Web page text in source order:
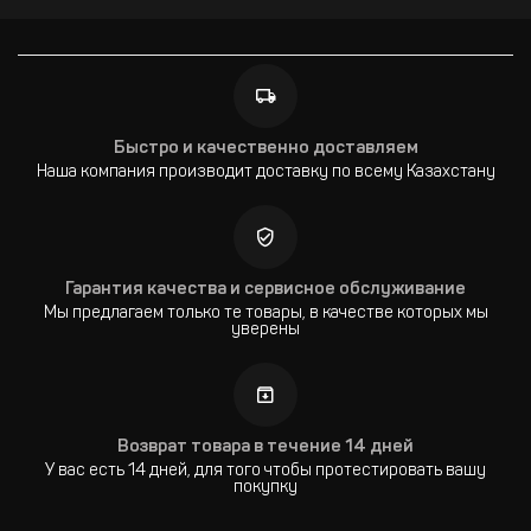
Быстро и качественно доставляем
Наша компания производит доставку по всему Казахстану
Гарантия качества и сервисное обслуживание
Мы предлагаем только те товары, в качестве которых мы
уверены
Возврат товара в течение 14 дней
У вас есть 14 дней, для того чтобы протестировать вашу
покупку